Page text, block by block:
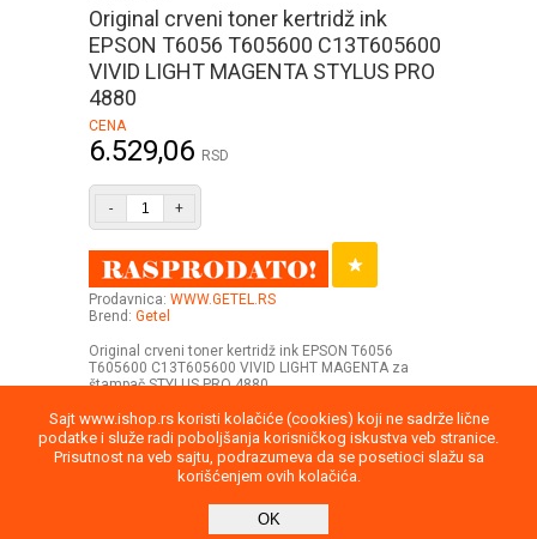
Sajt www.ishop.rs koristi kolačiće (cookies) koji ne sadrže lične
podatke i služe radi poboljšanja korisničkog iskustva veb stranice.
Prisutnost na veb sajtu, podrazumeva da se posetioci slažu sa
korišćenjem ovih kolačića.
OK
Original crveni toner kertridž ink
EPSON T6056 T605600 C13T605600
VIVID LIGHT MAGENTA STYLUS PRO
4880
CENA
6.529,06 RSD
- +
Prodavnica: WWW.GETEL.RS
Brend: Getel
Original crveni toner kertridž ink EPSON T6056
T605600 C13T605600 VIVID LIGHT MAGENTA za
štampač STYLUS PRO 4880
Privatnost podataka Kontakt